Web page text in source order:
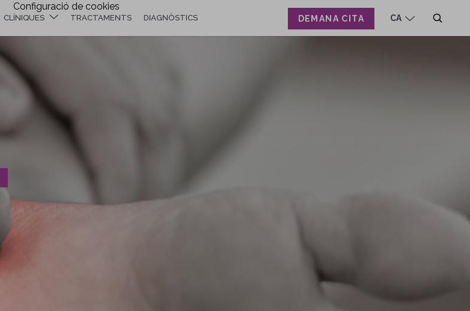
CLÍNIQUES TRACTAMENTS DIAGNÒSTICS CA
DEMANA CITA
Configuració de cookies